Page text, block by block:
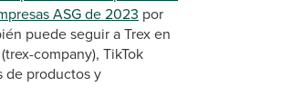
ASG de 2023 por
puede seguir a Trex en
company), TikTok
de productos y